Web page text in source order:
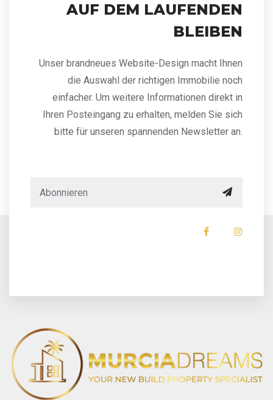
AUF DEM LAUFENDEN
BLEIBEN
Unser brandneues Website-Design macht Ihnen
die Auswahl der richtigen Immobilie noch
einfacher. Um weitere Informationen direkt in
Ihren Posteingang zu erhalten, melden Sie sich
bitte für unseren spannenden Newsletter an.